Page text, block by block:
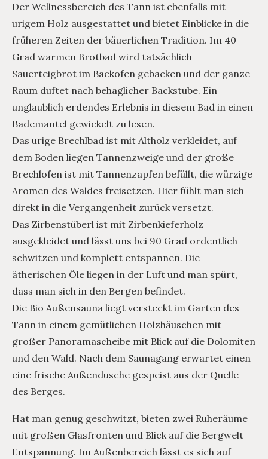
Der Wellnessbereich des Tann ist ebenfalls mit
urigem Holz ausgestattet und bietet Einblicke in die
früheren Zeiten der bäuerlichen Tradition. Im 40
Grad warmen Brotbad wird tatsächlich
Sauerteigbrot im Backofen gebacken und der ganze
Raum duftet nach behaglicher Backstube. Ein
unglaublich erdendes Erlebnis in diesem Bad in einen
Bademantel gewickelt zu lesen.
Das urige Brechlbad ist mit Altholz verkleidet, auf
dem Boden liegen Tannenzweige und der große
Brechlofen ist mit Tannenzapfen befüllt, die würzige
Aromen des Waldes freisetzen. Hier fühlt man sich
direkt in die Vergangenheit zurück versetzt.
Das Zirbenstüberl ist mit Zirbenkieferholz
ausgekleidet und lässt uns bei 90 Grad ordentlich
schwitzen und komplett entspannen. Die
ätherischen Öle liegen in der Luft und man spürt,
dass man sich in den Bergen befindet.
Die Bio Außensauna liegt versteckt im Garten des
Tann in einem gemütlichen Holzhäuschen mit
großer Panoramascheibe mit Blick auf die Dolomiten
und den Wald. Nach dem Saunagang erwartet einen
eine frische Außendusche gespeist aus der Quelle
des Berges.
Hat man genug geschwitzt, bieten zwei Ruheräume
mit großen Glasfronten und Blick auf die Bergwelt
Entspannung. Im Außenbereich lässt es sich auf